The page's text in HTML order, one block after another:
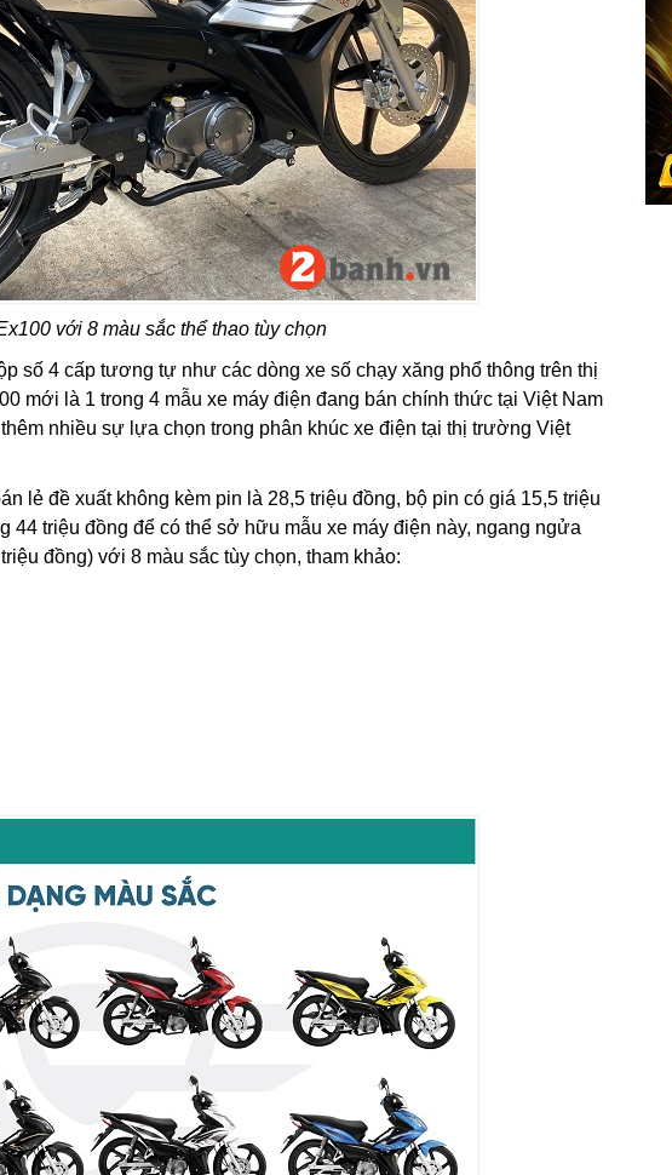
với 8 màu sắc thể thao tùy chọn
số 4 cấp tương tự như các dòng xe số chạy xăng phổ thông trên thị
mới là 1 trong 4 mẫu xe máy điện đang bán chính thức tại Việt Nam
nhiều sự lựa chọn trong phân khúc xe điện tại thị trường Việt
lẻ đề xuất không kèm pin là 28,5 triệu đồng, bộ pin có giá 15,5 triệu
triệu đồng để có thể sở hữu mẫu xe máy điện này, ngang ngửa
đồng) với 8 màu sắc tùy chọn, tham khảo: